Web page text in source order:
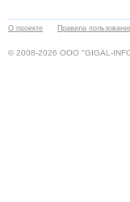
О проекте Правила
© 2008-2026 ООО "GIGAL-